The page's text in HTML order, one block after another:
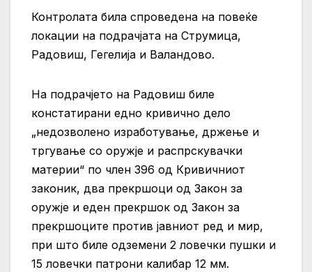
Контролата била спроведена на повеќе
локации на подрачјата на Струмица,
Радовиш, Гегелија и Валандово.
На подрачјето на Радовиш биле
констатирани едно кривично дело
„недозволено изработување, држење и
тргување со оружје и распрскувачки
материи“ по член 396 од Кривичниот
законик, два прекршоци од Закон за
оружје и еден прекршок од Закон за
прекршоците против јавниот ред и мир,
при што биле одземени 2 ловечки пушки и
15 ловечки патрони калибар 12 мм.